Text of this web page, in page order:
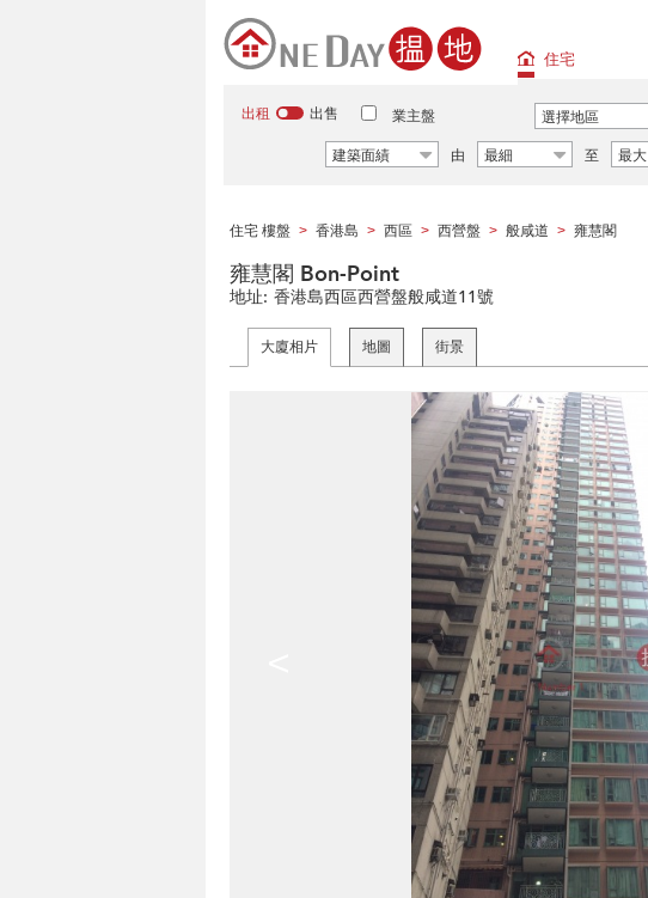
住宅
出租 出售 業主盤 選擇地區
建築面績
由 最細 至 最大
住宅 樓盤 > 香港島 > 西區 > 西營盤 > 般咸道 > 雍慧閣
雍慧閣 Bon-Point
地址: 香港島西區西營盤般咸道11號
大廈相片 地圖 街景